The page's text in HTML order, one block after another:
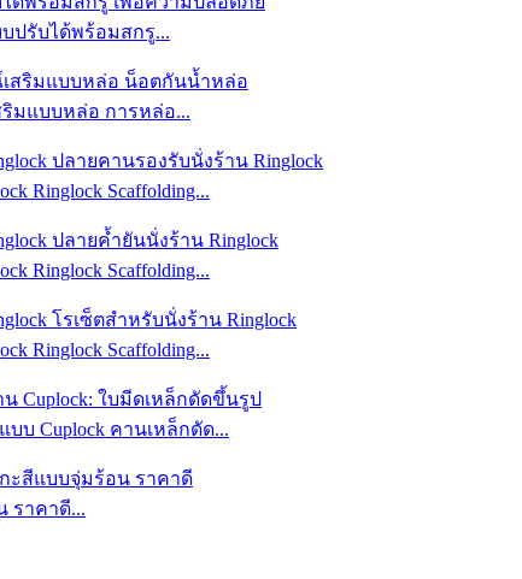
ปรับได้พร้อมสกรู...
มแบบหล่อ การหล่อ...
Ringlock Scaffolding...
Ringlock Scaffolding...
Ringlock Scaffolding...
บ Cuplock คานเหล็กดัด...
ราคาดี...